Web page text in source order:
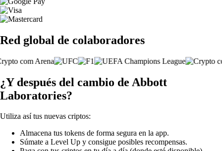
Red global de colaboradores
¿Y después del cambio de Abbott
Laboratories?
Utiliza así tus nuevas criptos:
Almacena tus tokens de forma segura en la app.
Súmate a Level Up y consigue posibles recompensas.